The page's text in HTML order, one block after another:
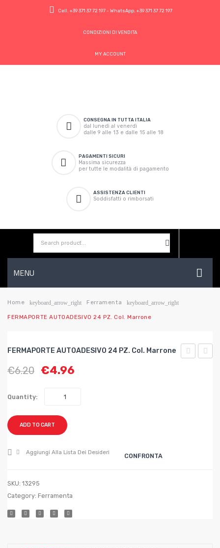
Cell. +39 371 37 72 197- WhatsApp. +39 371 37 72 197
CONDIZIONI DI VENDITA
MY ACCOUNT
CONSEGNA IN TUTTA ITALIA
dal lunedì al venerdì
dalle 9 alle 13 e dalle 15 alle 18
PAGAMENTI SICURI
Massima sicurezza
per tutte le modalità di pagamento
ASSISTENZA CLIENTI
Soddisfatti o rimborsati
MENU
HOME
AZIENDA
Home keyboard_arrow_right Ferramenta keyboard_arrow_right
FERMAPORTE AUTOADESIVO 24 PZ. Col. Marrone
FERMAPORTE AUTOADESIVO 24 PZ. Col. Marrone
€6.20 €4.96
Quantity:
ADD TO CART
Aggiungi Alla Lista Dei Desideri CONFRONTA
SKU: 13295
Category: Ferramenta